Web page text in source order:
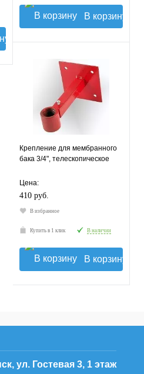
В корзину
Крепление для мембранного
бака 3/4", телескопическое
Цена:
410 руб.
В избранное
Купить в 1 клик В наличии
В корзину
ул. Гостевая 3, 1 этаж